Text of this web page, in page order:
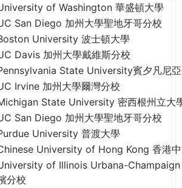
of Washington 華盛頓大學
San Diego 加州大學聖地牙哥分校
University 波士頓大學
Davis 加州大學戴維斯分校
State University賓夕凡尼
Irvine 加州大學爾灣分校
State University 密西根州立大
San Diego 加州大學聖地牙哥分校
University 普渡大學
University of Hong Kong 香港
of Illinois Urbana-Champaign
分校